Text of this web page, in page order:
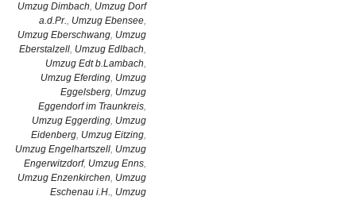
Umzug Dimbach, Umzug Dorf
a.d.Pr., Umzug Ebensee,
Umzug Eberschwang, Umzug
Eberstalzell, Umzug Edlbach,
Umzug Edt b.Lambach,
Umzug Eferding, Umzug
Eggelsberg, Umzug
Eggendorf im Traunkreis,
Umzug Eggerding, Umzug
Eidenberg, Umzug Eitzing,
Umzug Engelhartszell, Umzug
Engerwitzdorf, Umzug Enns,
Umzug Enzenkirchen, Umzug
Eschenau i.H., Umzug